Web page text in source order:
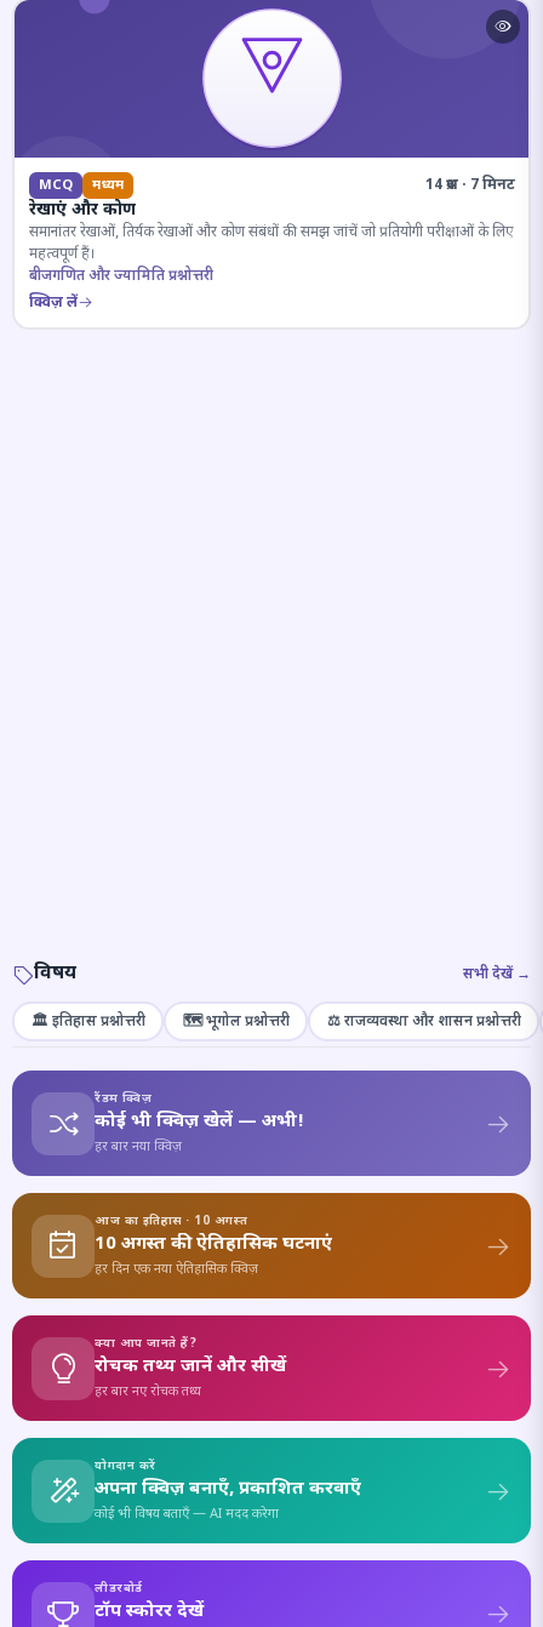
MCQ मध्यम 14 प्रश्न · 7 मिनट
रेखाएं और कोण
समानांतर रेखाओं, तिर्यक रेखाओं और कोण संबंधों की समझ जांचें जो प्रतियोगी परीक्षाओं के लिए
महत्वपूर्ण हैं।
बीजगणित और ज्यामिति प्रश्नोत्तरी
क्विज़ लें
विषय सभी देखें →
🏛️ इतिहास प्रश्नोत्तरी 🗺️ भूगोल प्रश्नोत्तरी ⚖️ राजव्यवस्था और शासन प्रश्नोत्तरी
रैंडम क्विज़
कोई भी क्विज़ खेलें — अभी!
हर बार नया क्विज़
आज का इतिहास · 10 अगस्त
10 अगस्त की ऐतिहासिक घटनाएं
हर दिन एक नया ऐतिहासिक क्विज़
क्या आप जानते हैं?
रोचक तथ्य जानें और सीखें
हर बार नए रोचक तथ्य
योगदान करें
अपना क्विज़ बनाएँ, प्रकाशित करवाएँ
कोई भी विषय बताएँ — AI मदद करेगा
लीडरबोर्ड
टॉप स्कोरर देखें